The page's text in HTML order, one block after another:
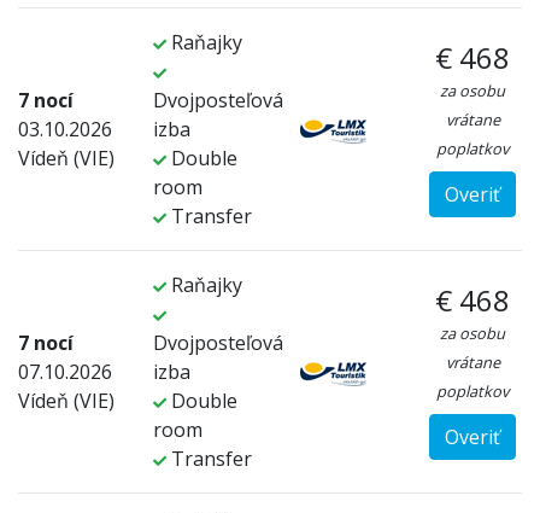
7 nocí
03.10.2026
Vídeň (VIE)
Raňajky
Dvojposteľová
izba
Double
room
Transfer
€ 468
za osobu
vrátane
poplatkov
Overiť
7 nocí
07.10.2026
Vídeň (VIE)
Raňajky
Dvojposteľová
izba
Double
room
Transfer
€ 468
za osobu
vrátane
poplatkov
Overiť